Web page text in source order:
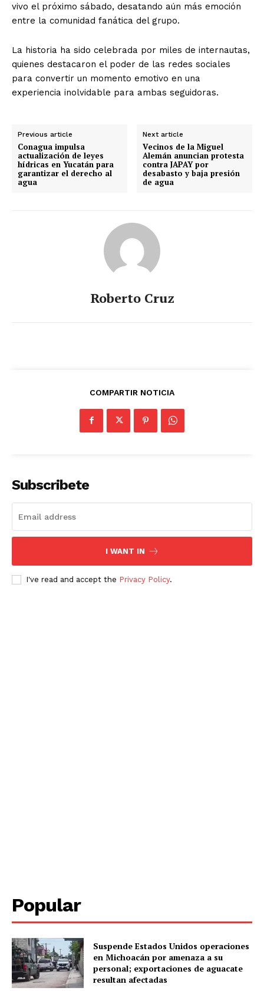
Periodico el Sol de Yucatán
vivo el próximo sábado, desatando aún más emoción
entre la comunidad fanática del grupo.
La historia ha sido celebrada por miles de internautas,
quienes destacaron el poder de las redes sociales
para convertir un momento emotivo en una
experiencia inolvidable para ambas seguidoras.
Previous article
Conagua impulsa
actualización de leyes
hídricas en Yucatán para
garantizar el derecho al
agua
Next article
Vecinos de la Miguel
Alemán anuncian protesta
contra JAPAY por
desabasto y baja presión
de agua
Roberto Cruz
COMPARTIR NOTICIA
Subscribete
I WANT IN
I've read and accept the Privacy Policy.
Popular
Suspende Estados Unidos operaciones
en Michoacán por amenaza a su
personal; exportaciones de aguacate
resultan afectadas